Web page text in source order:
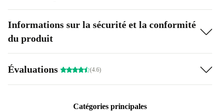
Informations sur la sécurité et la conformité
du produit
Évaluations (4.6)
Catégories principales